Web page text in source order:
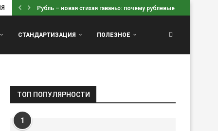
Рубль – новая «тихая гавань»: почему рублевые вклады...
СТАНДАРТИЗАЦИЯ ПОЛЕЗНОЕ
ТОП ПОПУЛЯРНОСТИ
1